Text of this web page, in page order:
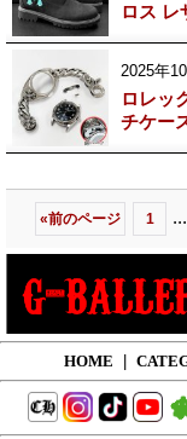
ロス レ
2025年
ロレッ
チケー
«前のページ 1 ...
HOME |